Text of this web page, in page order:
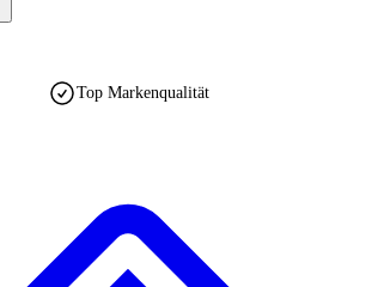
Top Markenqualität